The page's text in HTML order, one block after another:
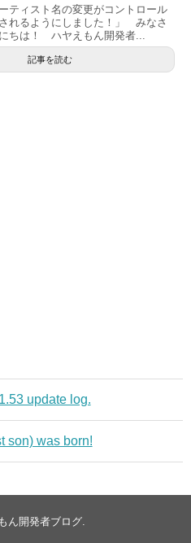
ティスト名の変更がコントロール
れるようにしました！」 みなさ
ちは！ ハヤえもん開発者...
記事を読む
update log.
son) was born!
ん開発者ブログ.